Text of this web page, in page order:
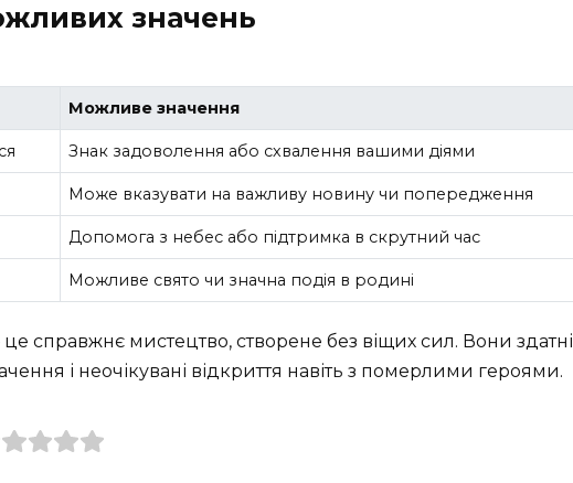
значень
Можливе значення
Знак задоволення або схвалення вашими діями
Може вказувати на важливу новину чи попередження
Допомога з небес або підтримка в скрутний час
Можливе свято чи значна подія в родині
справжнє мистецтво, створене без віщих сил. Вони здатні
і неочікувані відкриття навіть з померлими героями.